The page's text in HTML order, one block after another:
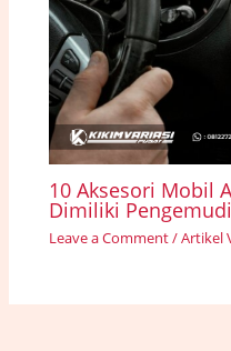
10 Aksesori Mobil
Dimiliki
Leave a Comment/Artikel